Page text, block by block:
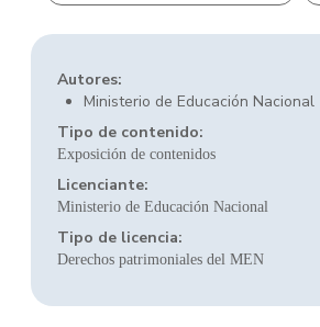
Autores:
Ministerio de Educación Nacional
Tipo de contenido:
Exposición de contenidos
Licenciante:
Ministerio de Educación Nacional
Tipo de licencia:
Derechos patrimoniales del MEN